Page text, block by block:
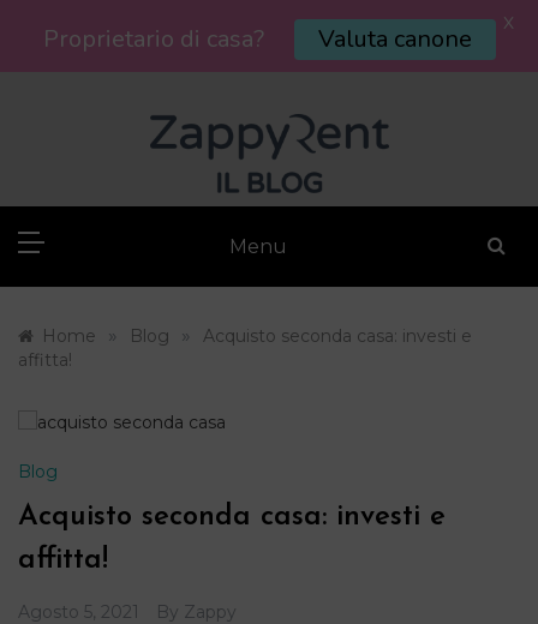
Menu
Home » Blog »
Acquisto seconda casa: investi e
affitta!
Blog
Acquisto seconda casa: investi e
affitta!
Agosto 5, 2021 By Zappy
Proprietario di casa? Valuta canone X